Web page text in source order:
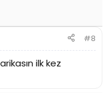
#8
ilk kez